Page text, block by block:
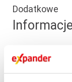
Dodatkowe
Oddział
skrzyżowaniu